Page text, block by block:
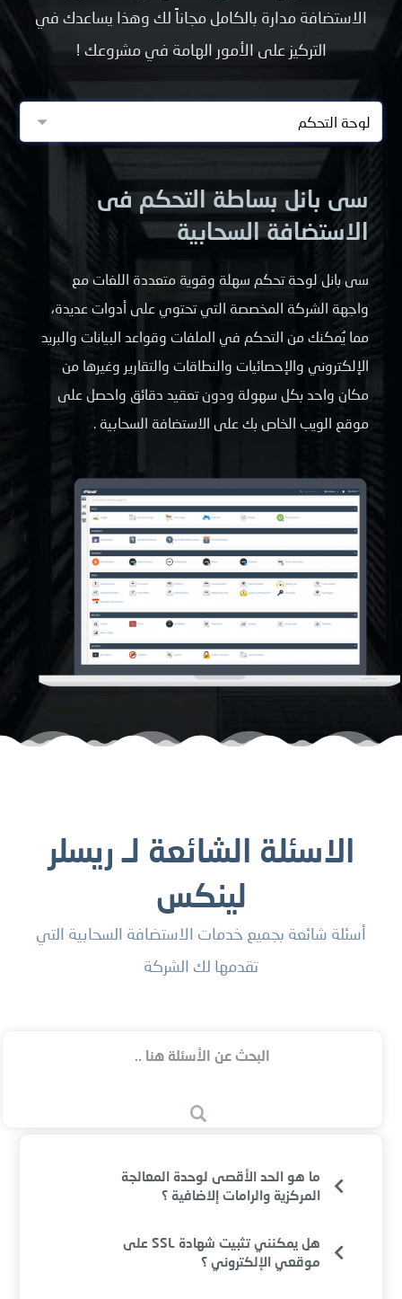
الاستضافة مدارة بالكامل مجاناً لك وهذا يساعدك في
التركيز على الأمور الهامة في مشروعك !
سى بانل بساطة التحكم فى
الاستضافة السحابية
سى بانل لوحة تحكم سهلة وقوية متعددة اللغات مع
واجهة الشركة المخصصة التي تحتوي على أدوات عديدة،
مما يُمكنك من التحكم في الملفات وقواعد البيانات والبريد
الإلكتروني والإحصائيات والنطاقات والتقارير وغيرها من
مكان واحد بكل سهولة ودون تعقيد دقائق واحصل على
موقع الويب الخاص بك على الاستضافة السحابية .
الاسئلة الشائعة لـ ريسلر
لينكس
أسئلة شائعة بجميع خدمات الاستضافة السحابية التي
تقدمها لك الشركة
ما هو الحد الأقصى لوحدة المعالجة
المركزية والرامات إلاضافية ؟
هل يمكنني تثبيت شهادة SSL على
موقعي الإلكتروني ؟